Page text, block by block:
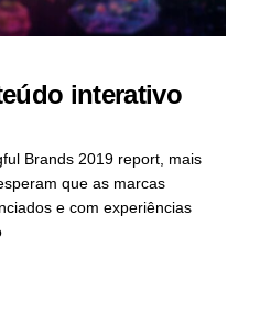
interativo
Brands 2019 report, mais
que as marcas
e com experiências